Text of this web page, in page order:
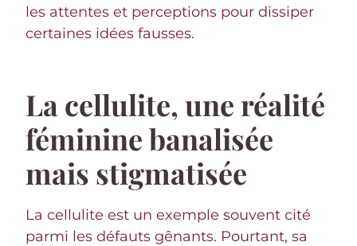
les attentes et perceptions pour dissiper
certaines idées fausses.
La cellulite, une réalité
féminine banalisée
mais stigmatisée
La cellulite est un exemple souvent cité
parmi les défauts gênants. Pourtant, sa